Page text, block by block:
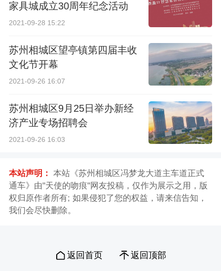
家具城成立30周年纪念活动
2021-09-28 15:22
苏州相城区望亭镇第四届丰收
文化节开幕
2021-09-26 16:07
苏州相城区9月25日举办新经
济产业专场招聘会
2021-09-26 16:03
本站声明： 本站《苏州相城区冯梦龙大道主车道正式
通车》由"天使的吻痕"网友投稿，仅作为展示之用，版
权归原作者所有; 如果侵犯了您的权益，请来信告知，
我们会尽快删除。
返回首页 返回顶部